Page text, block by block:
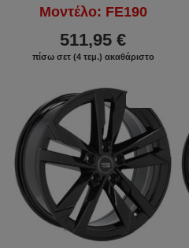
Μοντέλο: FE190
511,95 €
πίσω σετ (4 τεμ.) ακαθάριστο